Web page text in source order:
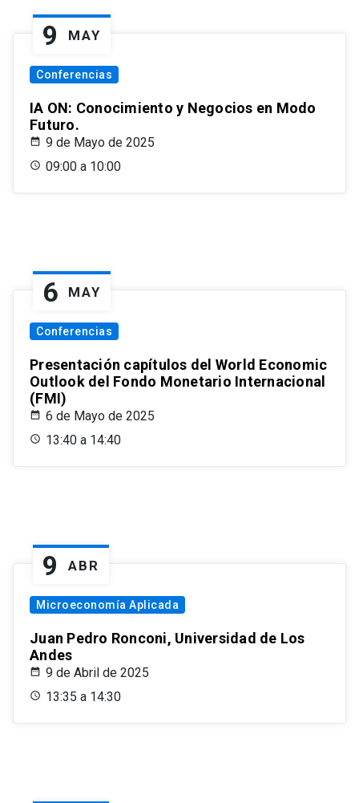
9 MAY
Conferencias
IA ON: Conocimiento y Negocios en Modo
Futuro.
9 de Mayo de 2025
09:00 a 10:00
6 MAY
Conferencias
Presentación capítulos del World Economic
Outlook del Fondo Monetario Internacional
(FMI)
6 de Mayo de 2025
13:40 a 14:40
9 ABR
Microeconomía Aplicada
Juan Pedro Ronconi, Universidad de Los
Andes
9 de Abril de 2025
13:35 a 14:30